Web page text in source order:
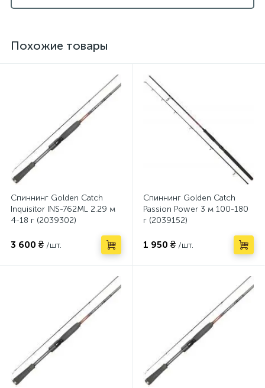
Похожие товары
Спиннинг Golden Catch
Inquisitor INS-762ML 2.29 м
4-18 г (2039302)
3 600 ₴ /шт.
Спиннинг Golden Catch
Passion Power 3 м 100-180
г (2039152)
1 950 ₴ /шт.